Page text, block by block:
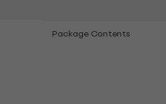
Package Contents